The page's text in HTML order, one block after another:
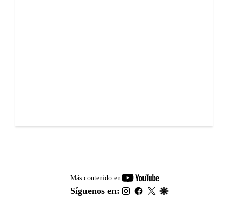
Más contenido en
youtube-
footer
Síguenos en: instagram
facebook
twitter